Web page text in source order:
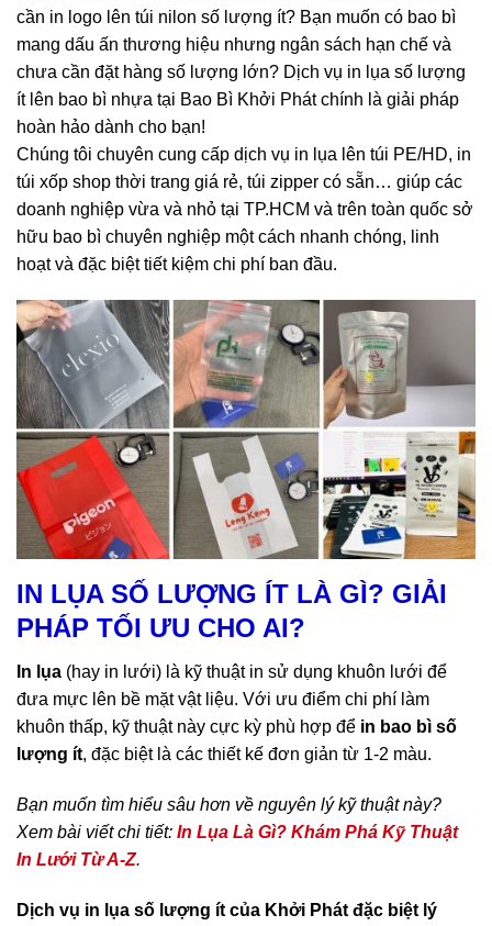
cần in logo lên túi nilon số lượng ít? Bạn muốn có bao bì
mang dấu ấn thương hiệu nhưng ngân sách hạn chế và
chưa cần đặt hàng số lượng lớn? Dịch vụ in lụa số lượng
ít lên bao bì nhựa tại Bao Bì Khởi Phát chính là giải pháp
hoàn hảo dành cho bạn!
Chúng tôi chuyên cung cấp dịch vụ in lụa lên túi PE/HD, in
túi xốp shop thời trang giá rẻ, túi zipper có sẵn… giúp các
doanh nghiệp vừa và nhỏ tại TP.HCM và trên toàn quốc sở
hữu bao bì chuyên nghiệp một cách nhanh chóng, linh
hoạt và đặc biệt tiết kiệm chi phí ban đầu.
Giải pháp in logo lên túi nilon, túi xốp giá rẻ cho shop nhỏ,
startup
IN LỤA SỐ LƯỢNG ÍT LÀ GÌ? GIẢI
PHÁP TỐI ƯU CHO AI?
In lụa (hay in lưới) là kỹ thuật in sử dụng khuôn lưới để
đưa mực lên bề mặt vật liệu. Với ưu điểm chi phí làm
khuôn thấp, kỹ thuật này cực kỳ phù hợp để in bao bì số
lượng ít, đặc biệt là các thiết kế đơn giản từ 1-2 màu.
Bạn muốn tìm hiểu sâu hơn về nguyên lý kỹ thuật này?
Xem bài viết chi tiết: In Lụa Là Gì? Khám Phá Kỹ Thuật
In Lưới Từ A-Z.
Dịch vụ in lụa số lượng ít của Khởi Phát đặc biệt lý